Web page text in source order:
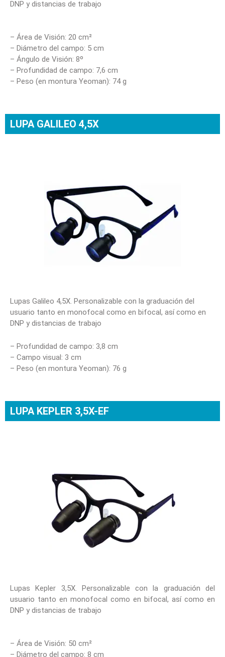
DNP y distancias de trabajo
– Área de Visión: 20 cm²
– Diámetro del campo: 5 cm
– Ángulo de Visión: 8º
– Profundidad de campo: 7,6 cm
– Peso (en montura Yeoman): 74 g
LUPA GALILEO 4,5X
Lupas Galileo 4,5X. Personalizable con la graduación del
usuario tanto en monofocal como en bifocal, así como en
DNP y distancias de trabajo
– Profundidad de campo: 3,8 cm
– Campo visual: 3 cm
– Peso (en montura Yeoman): 76 g
LUPA KEPLER 3,5X-EF
Lupas Kepler 3,5X. Personalizable con la graduación del
usuario tanto en monofocal como en bifocal, así como en
DNP y distancias de trabajo
– Área de Visión: 50 cm²
– Diámetro del campo: 8 cm